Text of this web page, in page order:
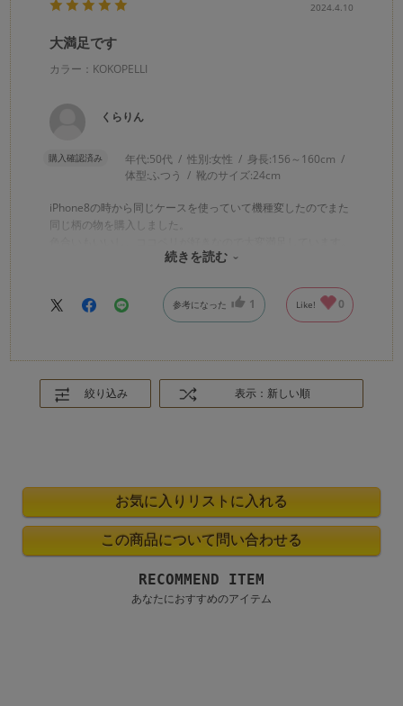
2024.4.10
大満足です
カラー：KOKOPELLI
くらりん
購入確認済み 年代:50代 性別:女性 身長:156～160cm
体型:ふつう 靴のサイズ:24cm
iPhone8の時から同じケースを使っていて機種変したのでまた
同じ柄の物を購入しました。
問合せにも迅速に対応して頂きありがとうございました。
続きを読む
参考になった 1 Like! 0
絞り込み 表示：新しい順
RECOMMEND ITEM
あなたにおすすめのアイテム